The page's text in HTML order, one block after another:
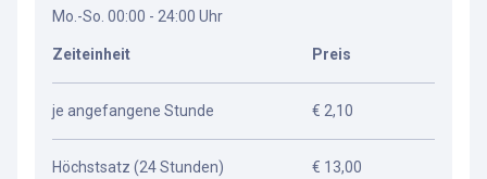
Mo.-So. 00:00 - 24:00 Uhr
Zeiteinheit Preis
je angefangene Stunde € 2,10
Höchstsatz (24 Stunden) € 13,00